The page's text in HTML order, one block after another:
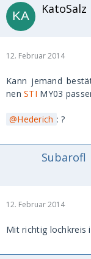
KatoSalz
12. Februar 2014
Kann jemand
nenSTI MY03
Hederich : ?
Subarofl
12. Februar 2014
Mit richtig lochkreis